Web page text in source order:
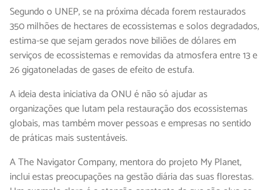
Segundo o UNEP, se na próxima década forem restaurados
350 milhões de hectares de ecossistemas e solos degradados,
estima-se que sejam gerados nove biliões de dólares em
serviços de ecossistemas e removidas da atmosfera entre 13 e
26 gigatoneladas de gases de efeito de estufa.
A ideia desta iniciativa da ONU é não só ajudar as
organizações que lutam pela restauração dos ecossistemas
globais, mas também mover pessoas e empresas no sentido
de práticas mais sustentáveis.
A The Navigator Company, mentora do projeto My Planet,
inclui estas preocupações na gestão diária das suas florestas.